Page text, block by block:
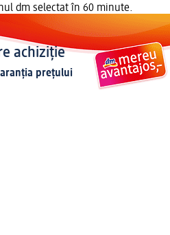
dm selectat în 60 minute.
achiziție
prețului